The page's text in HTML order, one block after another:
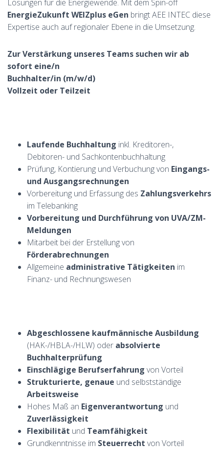
Lösungen für die Energiewende. Mit dem Spin-off
EnergieZukunft WEIZplus eGen bringt AEE INTEC diese
Expertise auch auf regionaler Ebene in die Umsetzung.
Zur Verstärkung unseres Teams suchen wir ab
sofort eine/n
Buchhalter/in (m/w/d)
Vollzeit oder Teilzeit
Laufende Buchhaltung inkl. Kreditoren-,
Debitoren- und Sachkontenbuchhaltung
Prüfung, Kontierung und Verbuchung von Eingangs-
und Ausgangsrechnungen
Vorbereitung und Erfassung des Zahlungsverkehrs
im Telebanking
Vorbereitung und Durchführung von UVA/ZM-
Meldungen
Mitarbeit bei der Erstellung von
Förderabrechnungen
Allgemeine administrative Tätigkeiten im
Finanz- und Rechnungswesen
Abgeschlossene kaufmännische Ausbildung
(HAK-/HBLA-/HLW) oder absolvierte
Buchhalterprüfung
Einschlägige Berufserfahrung von Vorteil
Strukturierte, genaue und selbstständige
Arbeitsweise
Hohes Maß an Eigenverantwortung und
Zuverlässigkeit
Flexibilität und Teamfähigkeit
Grundkenntnisse im Steuerrecht von Vorteil